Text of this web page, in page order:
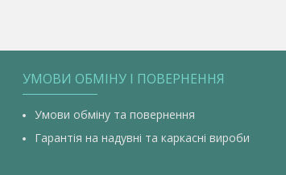
УМОВИ ОБМІНУ І ПОВЕРНЕННЯ
Умови обміну та повернення
Гарантія на надувні та каркасні вироби